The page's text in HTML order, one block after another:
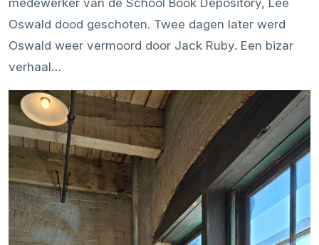
medewerker van de School Book Depository, Lee
Oswald dood geschoten. Twee dagen later werd
Oswald weer vermoord door Jack Ruby. Een bizar
verhaal…